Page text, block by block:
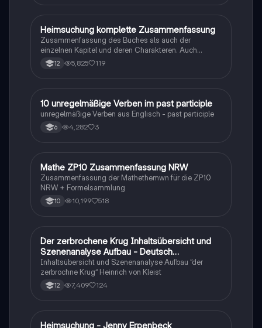
Deutsch
Heimsuchung komplette Zusammenfassung
Zusammenfassung des Buches als auch der
einzelnen Kapitel und deren Charakteren. Auch
tabellarisch. Im Unterricht ohne KI erstellt
12 5,825 119
1 Englisch
10 unregelmäßige Verben im past participle
unregelmäßige Verben aus Englisch - past participle
6 4,282 3
Mathe
Mathe ZP10 Zusammenfassung NRW
Zusammenfassung der Mathethemwn für die ZP10
NRW + Formelsammlung
10 10,199 518
Deutsch
Der zerbrochene Krug Inhaltsübersicht und
Szenenanalyse Aufbau - Deutsch
Q1/Q2/Abitur
Inhaltsübersicht und Szenenanalyse Aufbau “der
zerbrochne Krug” Heinrich von Kleist
12 7,409 124
Deutsch
Heimsuchung - Jenny Erpenbeck